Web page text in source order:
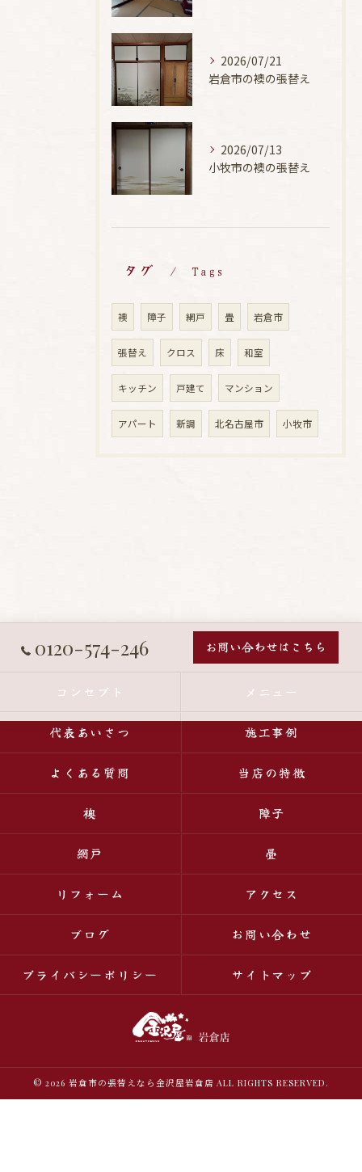
2026/07/21
岩倉市の襖の張替え
2026/07/13
小牧市の襖の張替え
タグ Tags
襖 障子 網戸 畳 岩倉市
張替え クロス 床 和室
キッチン 戸建て マンション
アパート 新調 北名古屋市 小牧市
0120-574-246 お問い合わせはこちら
コンセプト メニュー
代表あいさつ 施工事例
よくある質問 当店の特徴
襖 障子
網戸 畳
リフォーム アクセス
ブログ お問い合わせ
プライバシーポリシー サイトマップ
© 2026 岩倉市の張替えなら金沢屋岩倉店 ALL RIGHTS RESERVED.